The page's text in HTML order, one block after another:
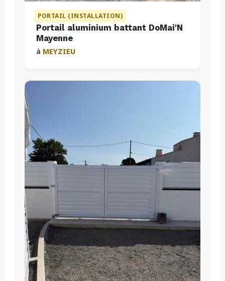
PORTAIL (INSTALLATION)
Portail aluminium battant DoMai'N
Mayenne
à MEYZIEU